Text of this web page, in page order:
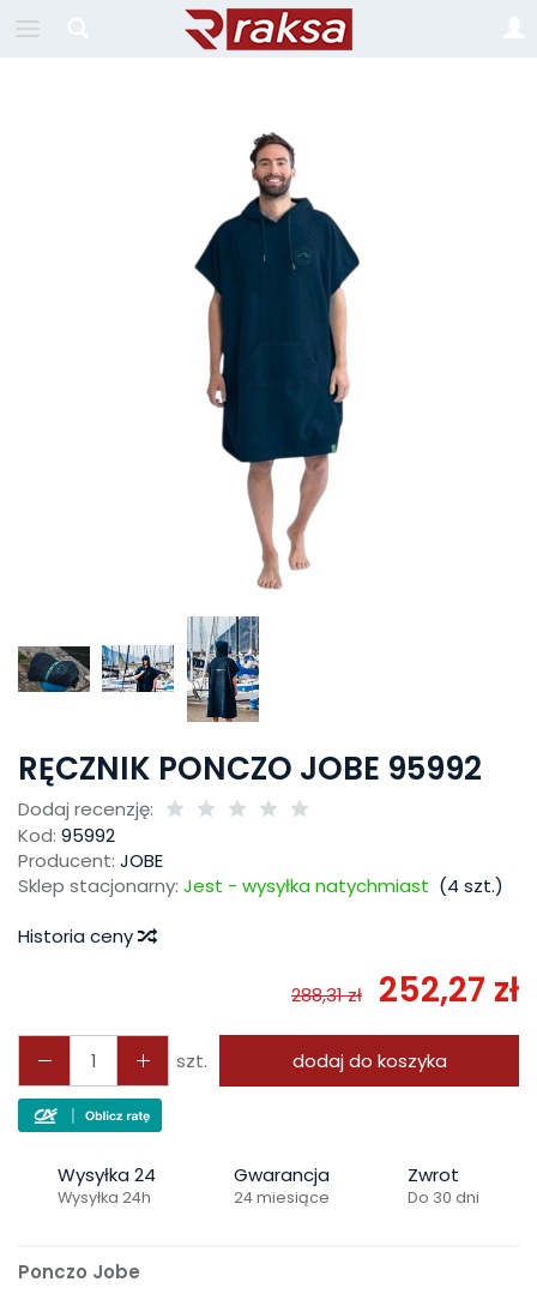
RĘCZNIK PONCZO JOBE 95992
Dodaj recenzję:
Kod: 95992
Producent: JOBE
Sklep stacjonarny: Jest - wysyłka natychmiast (4 szt.)
Historia ceny
288,31 zł 252,27 zł
szt. dodaj do koszyka
Wysyłka 24
Wysyłka 24h
Gwarancja
24 miesiące
Zwrot
Do 30 dni
Ponczo Jobe